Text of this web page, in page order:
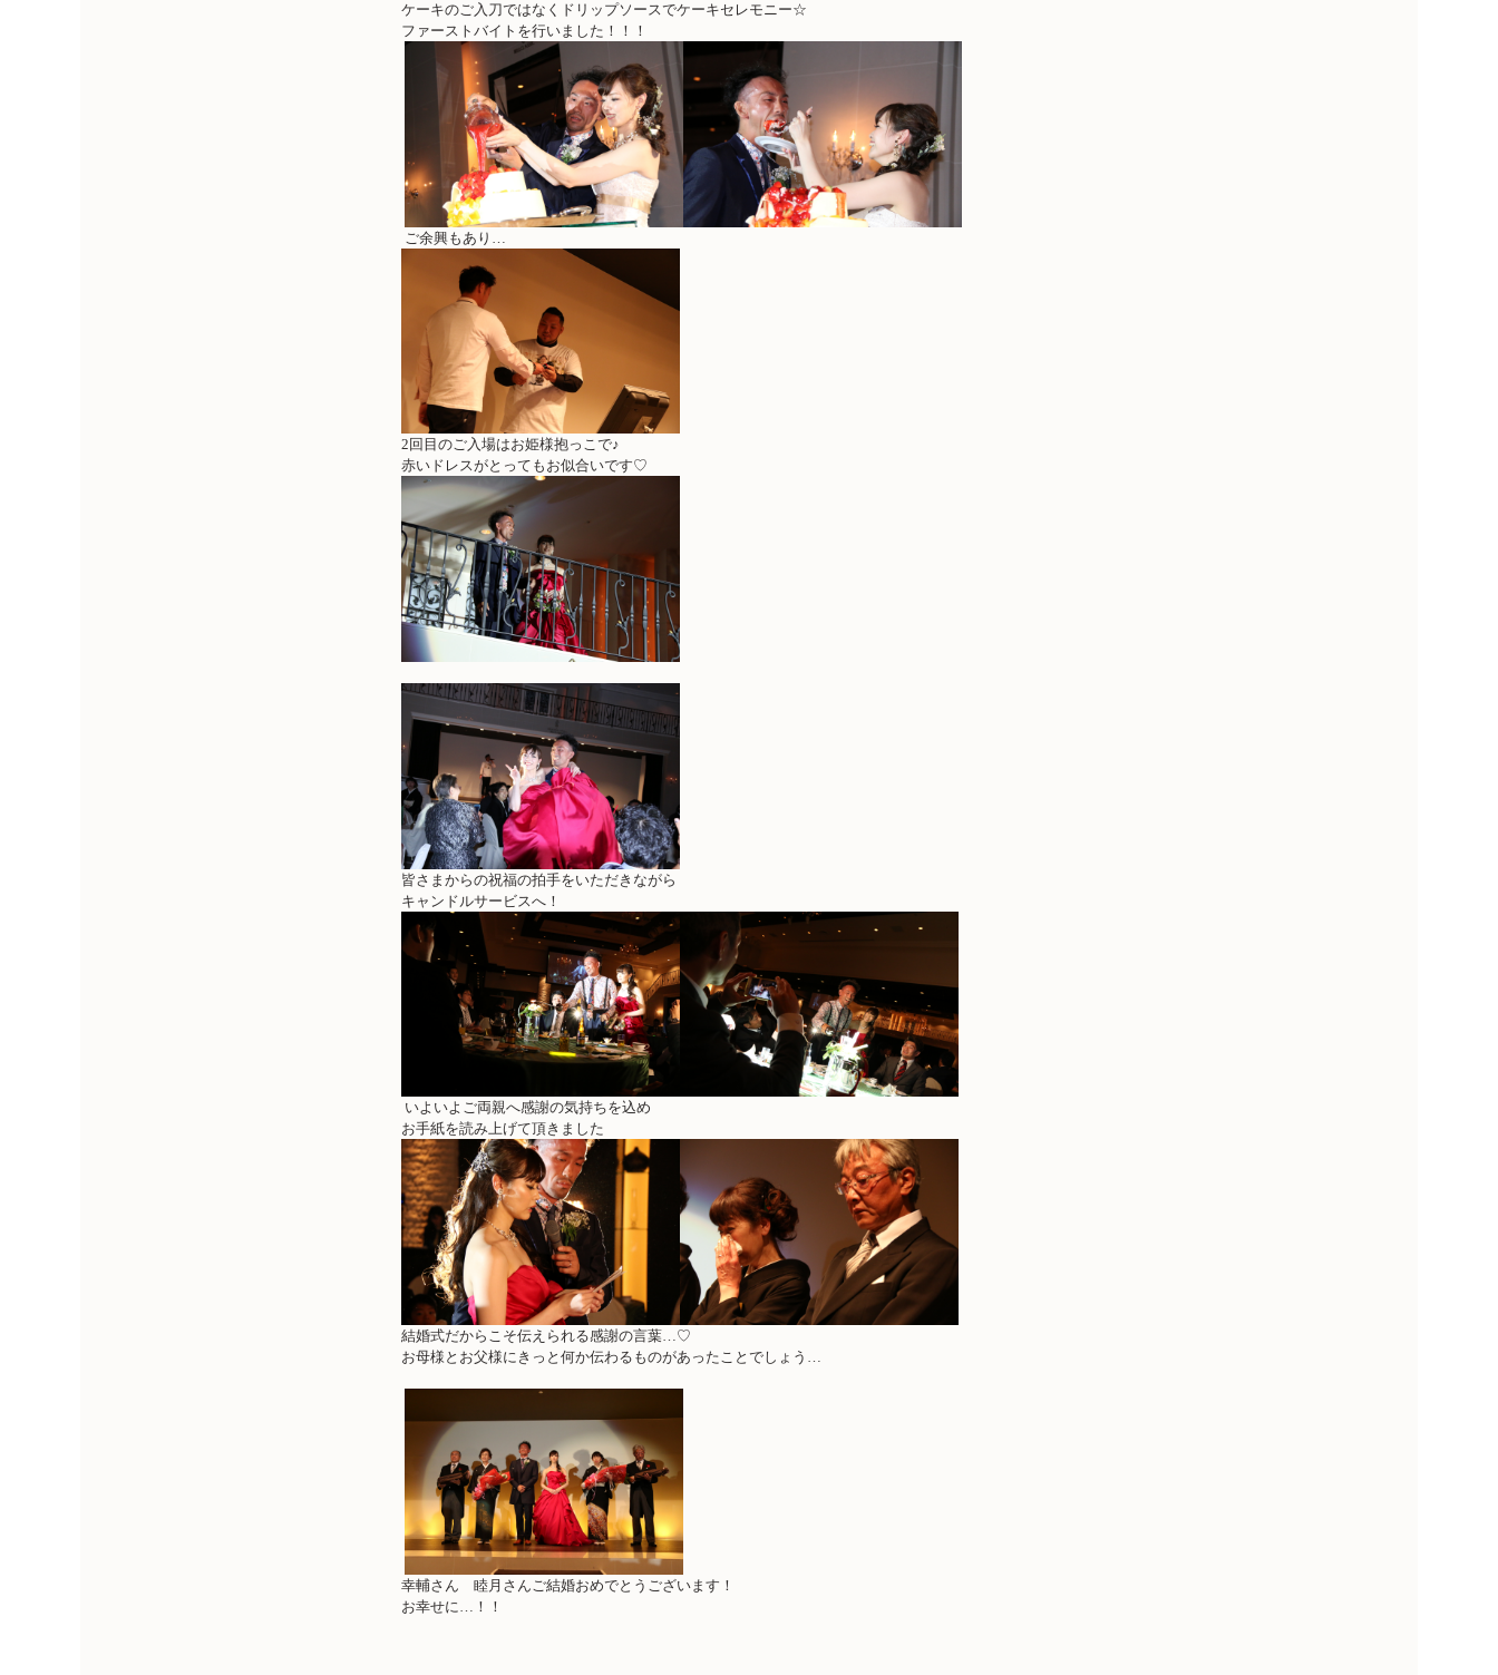
ケーキのご入刀ではなくドリップソースでケーキセレモニー☆
ファーストバイトを行いました！！！
ご余興もあり…
2回目のご入場はお姫様抱っこで♪
赤いドレスがとってもお似合いです♡
皆さまからの祝福の拍手をいただきながら
キャンドルサービスへ！
いよいよご両親へ感謝の気持ちを込め
お手紙を読み上げて頂きました
結婚式だからこそ伝えられる感謝の言葉…♡
お母様とお父様にきっと何か伝わるものがあったことでしょう…
幸輔さん 睦月さんご結婚おめでとうございます！
お幸せに…！！